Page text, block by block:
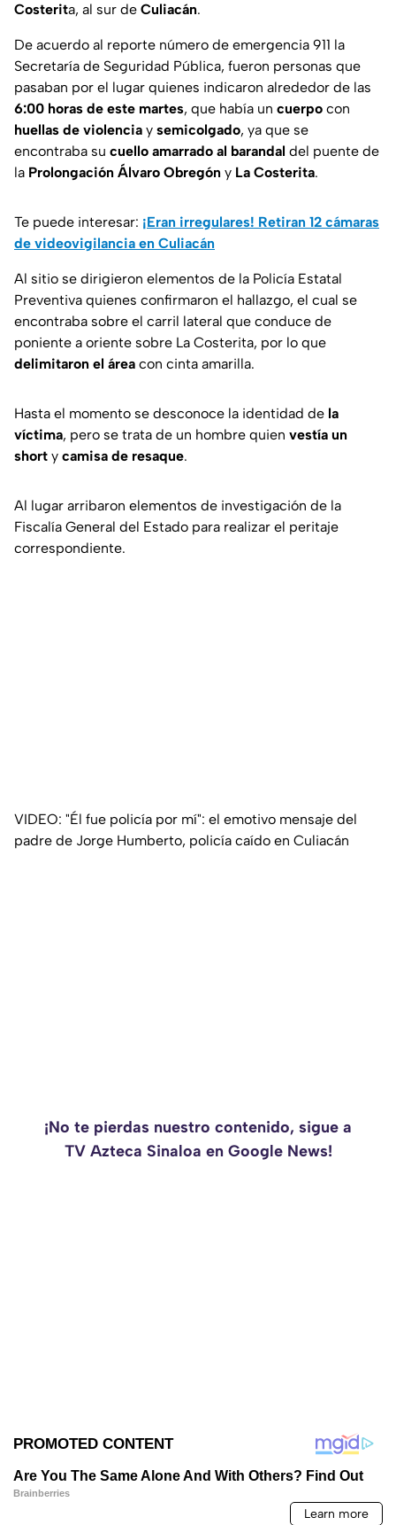
Costerita, al sur de Culiacán.
De acuerdo al reporte número de emergencia 911 la
Secretaría de Seguridad Pública, fueron personas que
pasaban por el lugar quienes indicaron alrededor de las
6:00 horas de este martes, que había un cuerpo con
huellas de violencia y semicolgado, ya que se
encontraba su cuello amarrado al barandal del puente de
la Prolongación Álvaro Obregón y La Costerita.
Te puede interesar: ¡Eran irregulares! Retiran 12 cámaras
de videovigilancia en Culiacán
Al sitio se dirigieron elementos de la Policía Estatal
Preventiva quienes confirmaron el hallazgo, el cual se
encontraba sobre el carril lateral que conduce de
poniente a oriente sobre La Costerita, por lo que
delimitaron el área con cinta amarilla.
Hasta el momento se desconoce la identidad de la
víctima, pero se trata de un hombre quien vestía un
short y camisa de resaque.
Al lugar arribaron elementos de investigación de la
Fiscalía General del Estado para realizar el peritaje
correspondiente.
VIDEO: "Él fue policía por mí": el emotivo mensaje del
padre de Jorge Humberto, policía caído en Culiacán
¡No te pierdas nuestro contenido, sigue a
TV Azteca Sinaloa en Google News!